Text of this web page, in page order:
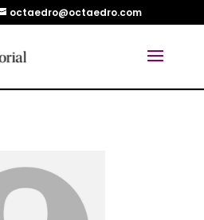
octaedro@octaedro.com